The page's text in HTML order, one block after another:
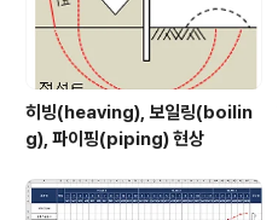
히빙(heaving), 보일링(boilin
g), 파이핑(piping) 현상